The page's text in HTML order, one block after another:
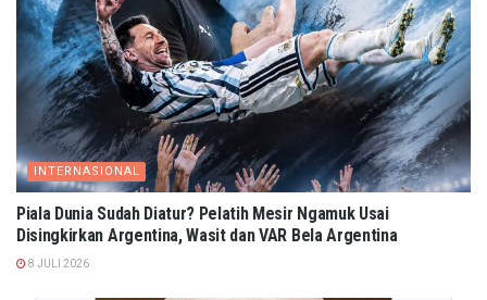
INTERNASIONAL
Piala Dunia Sudah Diatur? Pelatih Mesir Ngamuk Usai
Disingkirkan Argentina, Wasit dan VAR Bela Argentina
8 JULI 2026